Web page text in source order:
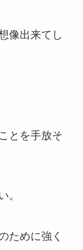
像出来てし
とを手放そ
。
ために強く